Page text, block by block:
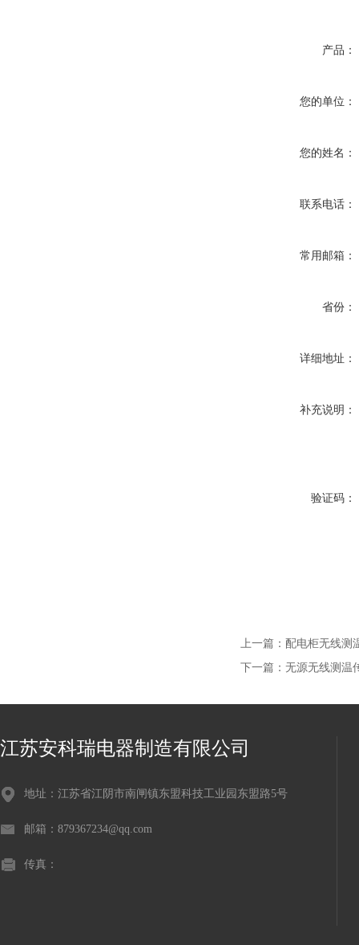
产品：
您的单位：
您的姓名：
联系电话：
常用邮箱：
省份：
详细地址：
补充说明：
验证码：
上一篇： 配电柜无线测
下一篇： 无源无线测温
江苏安科瑞电器制造有限公司
地址：江苏省江阴市南闸镇东盟科技工业园东盟路5号
邮箱：879367234@qq.com
传真：